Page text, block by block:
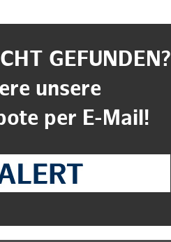
GEFUNDEN?
unsere
per E-Mail!